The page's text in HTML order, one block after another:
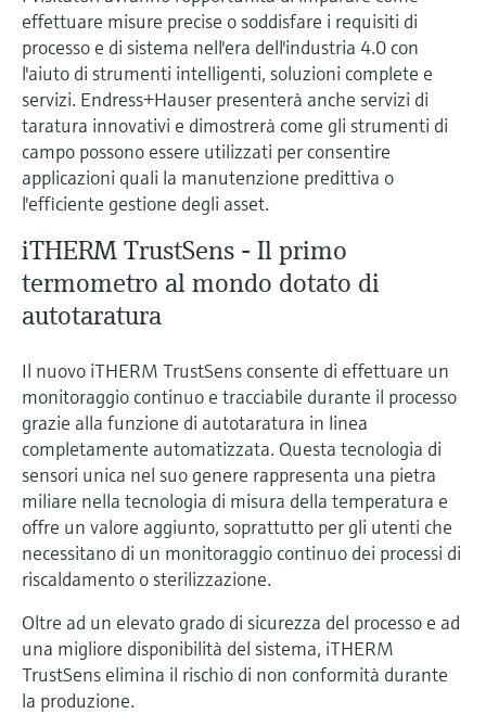
Accesso a Device Viewer
Trova informazioni e documentazione
specifiche sul prodotto
Trova i ricambi giusti
Trova i ricambi per codice prodotto, codice
ordine o numero di serie
microonde
Misura del livello tramite la misura
della pressione
Visualizza tutti
microonde
Memosens technology
Visualizza tutti
dell'eccellenza operativa e dei
modelli decisionali
effettuare misure precise o soddisfare i requisiti di
processo e di sistema nell'era dell'industria 4.0 con
l'aiuto di strumenti intelligenti, soluzioni complete e
servizi. Endress+Hauser presenterà anche servizi di
taratura innovativi e dimostrerà come gli strumenti di
campo possono essere utilizzati per consentire
applicazioni quali la manutenzione predittiva o
l'efficiente gestione degli asset.
iTHERM TrustSens - Il primo
termometro al mondo dotato di
autotaratura
Il nuovo iTHERM TrustSens consente di effettuare un
monitoraggio continuo e tracciabile durante il processo
grazie alla funzione di autotaratura in linea
completamente automatizzata. Questa tecnologia di
sensori unica nel suo genere rappresenta una pietra
miliare nella tecnologia di misura della temperatura e
offre un valore aggiunto, soprattutto per gli utenti che
necessitano di un monitoraggio continuo dei processi di
riscaldamento o sterilizzazione.
Oltre ad un elevato grado di sicurezza del processo e ad
una migliore disponibilità del sistema, iTHERM
TrustSens elimina il rischio di non conformità durante
la produzione.